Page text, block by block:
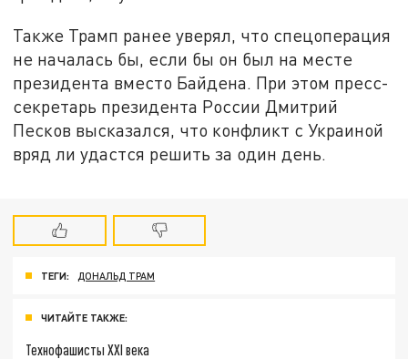
Также Трамп ранее уверял, что спецоперация
не началась бы, если бы он был на месте
президента вместо Байдена. При этом пресс-
секретарь президента России Дмитрий
Песков высказался, что конфликт с Украиной
вряд ли удастся решить за один день.
ТЕГИ: ДОНАЛЬД ТРАМ
ЧИТАЙТЕ ТАКЖЕ:
Технофашисты XXI века